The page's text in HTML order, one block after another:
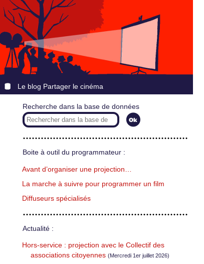
Le blog Partager le cinéma
Recherche dans la base de données
Boite à outil du programmateur :
Avant d’organiser une projection…
La marche à suivre pour programmer un film
Diffuseurs spécialisés
Actualité :
Hors-service : projection avec le Collectif des
associations citoyennes (Mercredi 1er juillet 2026)